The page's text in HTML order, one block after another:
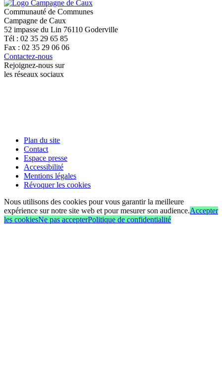
Communauté de Communes
Campagne de Caux
52 impasse du Lin 76110 Goderville
Tél : 02 35 29 65 85
Fax : 02 35 29 06 06
Contactez-nous
Rejoignez-nous sur
les réseaux sociaux
Plan du site
Contact
Espace presse
Accessibilité
Mentions légales
Révoquer les cookies
Nous utilisons des cookies pour vous garantir la meilleure
expérience sur notre site web et pour mesurer son audience.Accepter
les cookiesNe pas accepterPolitique de confidentialité